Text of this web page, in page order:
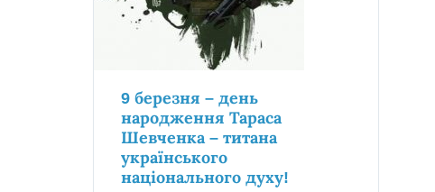
9 березня – день
народження Тараса
Шевченка – титана
українського
національного духу!